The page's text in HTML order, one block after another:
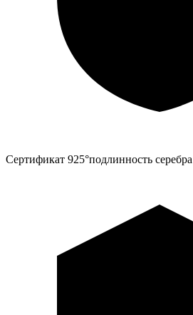
Сертификат 925°подлинность серебра